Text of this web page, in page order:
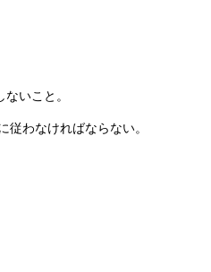
いこと。
わなければならない。